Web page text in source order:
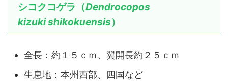
シコクコゲラ（Dendrocopos
kizukishikokuensis）
全長：約１５ｃｍ、翼開長約２５ｃｍ
生息地：本州西部、四国など